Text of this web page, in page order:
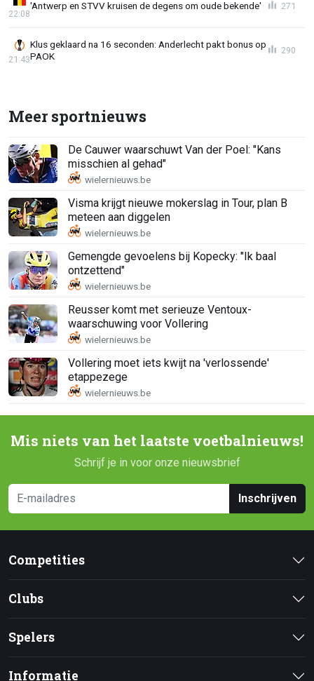
'Antwerp en STVV kruisen de degens om oude bekende'
22:08
271
Klus geklaard na 16 seconden: Anderlecht pakt bonus op
PAOK
21:43
290
Meer sportnieuws
De Cauwer waarschuwt Van der Poel: "Kans
misschien al gehad"
Visma krijgt nieuwe mokerslag in Tour, plan B
meteen aan diggelen
Gemengde gevoelens bij Kopecky: "Ik baal
ontzettend"
Reusser komt met serieuze Ventoux-
waarschuwing voor Vollering
Vollering moet iets kwijt na 'verlossende'
etappezege
Mis niets van het laatste voetbalnieuws!
Schrijf je in voor onze nieuwsbrief
Inschrijven
Competities
Clubs
Spelers
Informatie